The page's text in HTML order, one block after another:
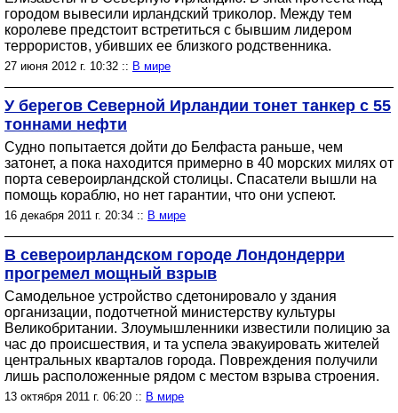
городом вывесили ирландский триколор. Между тем
королеве предстоит встретиться с бывшим лидером
террористов, убивших ее близкого родственника.
27 июня 2012 г. 10:32 :: В мире
У берегов Северной Ирландии тонет танкер с 55
тоннами нефти
Судно попытается дойти до Белфаста раньше, чем
затонет, а пока находится примерно в 40 морских милях от
порта североирландской столицы. Спасатели вышли на
помощь кораблю, но нет гарантии, что они успеют.
16 декабря 2011 г. 20:34 :: В мире
В североирландском городе Лондондерри
прогремел мощный взрыв
Самодельное устройство сдетонировало у здания
организации, подотчетной министерству культуры
Великобритании. Злоумышленники известили полицию за
час до происшествия, и та успела эвакуировать жителей
центральных кварталов города. Повреждения получили
лишь расположенные рядом с местом взрыва строения.
13 октября 2011 г. 06:20 :: В мире